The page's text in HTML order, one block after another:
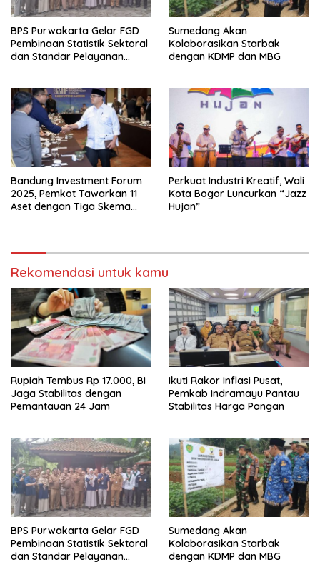
BPS Purwakarta Gelar FGD
Pembinaan Statistik Sektoral
dan Standar Pelayanan
Sumedang Akan
Kolaborasikan Starbak
dengan KDMP dan MBG
Bandung Investment Forum
2025, Pemkot Tawarkan 11
Aset dengan Tiga Skema
Perkuat Industri Kreatif, Wali
Kota Bogor Luncurkan “Jazz
Hujan”
Rekomendasi untuk kamu
Rupiah Tembus Rp 17.000, BI
Jaga Stabilitas dengan
Pemantauan 24 Jam
Ikuti Rakor Inflasi Pusat,
Pemkab Indramayu Pantau
Stabilitas Harga Pangan
BPS Purwakarta Gelar FGD
Pembinaan Statistik Sektoral
dan Standar Pelayanan
Sumedang Akan
Kolaborasikan Starbak
dengan KDMP dan MBG